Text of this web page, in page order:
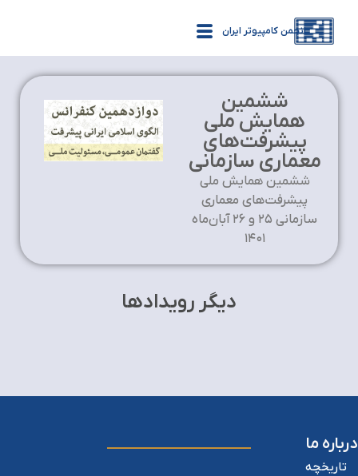
انجمن کامپیوتر ایران
ششمین
همایش ملی
پیشرفت‌های
معماری سازمانی
ششمین همایش ملی
پیشرفت‌های معماری
سازمانی ۲۵ و ۲۶ آبان‌ماه
۱۴۰۱
دیگر رویدادها
درباره ما
تاریخچه